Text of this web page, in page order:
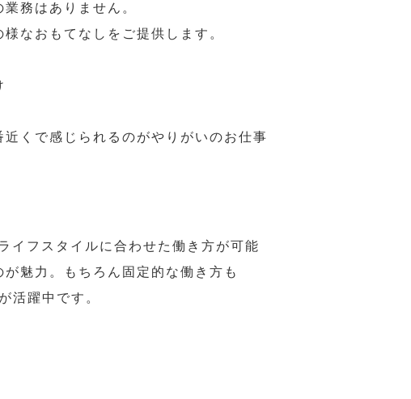
務はありません。
なおもてなしをご提供します。
くで感じられるのがやりがいのお仕事
イフスタイルに合わせた働き方が可能
魅力。もちろん固定的な働き方も
活躍中です。